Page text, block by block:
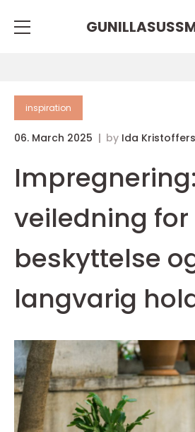
inspiration
06. March 2025 by Ida
veiledning for
beskyttelse
langvarig